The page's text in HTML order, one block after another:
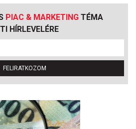
PIAC & MARKETING TÉMA
HÍRLEVELÉRE
FELIRATKOZOM